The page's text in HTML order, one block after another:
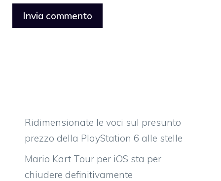
Ridimensionate le voci sul presunto
prezzo della PlayStation 6 alle stelle
Mario Kart Tour per iOS sta per
chiudere definitivamente